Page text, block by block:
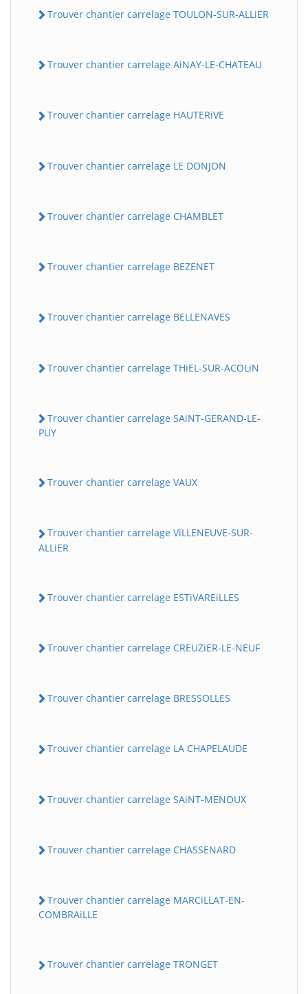
Trouver chantier carrelage TOULON-SUR-ALLiER
Trouver chantier carrelage AiNAY-LE-CHATEAU
Trouver chantier carrelage HAUTERiVE
Trouver chantier carrelage LE DONJON
Trouver chantier carrelage CHAMBLET
Trouver chantier carrelage BEZENET
Trouver chantier carrelage BELLENAVES
Trouver chantier carrelage THiEL-SUR-ACOLiN
Trouver chantier carrelage SAiNT-GERAND-LE-
PUY
Trouver chantier carrelage VAUX
Trouver chantier carrelage ViLLENEUVE-SUR-
ALLiER
Trouver chantier carrelage ESTiVAREiLLES
Trouver chantier carrelage CREUZiER-LE-NEUF
Trouver chantier carrelage BRESSOLLES
Trouver chantier carrelage LA CHAPELAUDE
Trouver chantier carrelage SAiNT-MENOUX
Trouver chantier carrelage CHASSENARD
Trouver chantier carrelage MARCiLLAT-EN-
COMBRAiLLE
Trouver chantier carrelage TRONGET